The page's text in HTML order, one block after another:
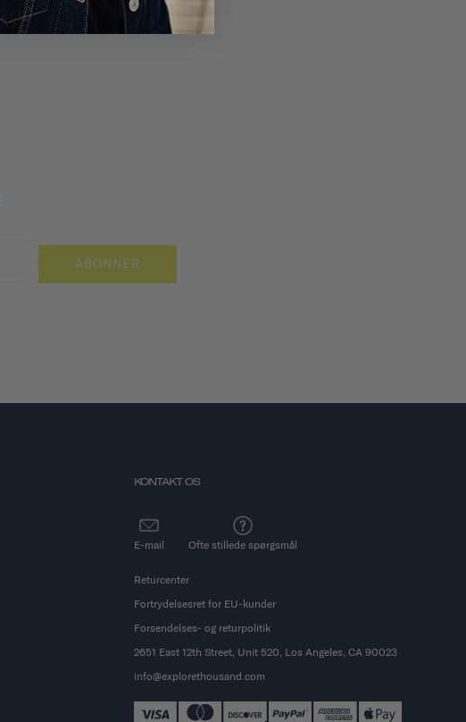
ABONNER
KONTAKT OS
E-mail Ofte stillede spørgsmål
Returcenter
Fortrydelsesret for EU-kunder
Forsendelses- og returpolitik
2651 East 12th Street, Unit 520, Los Angeles, CA 90023
info@explorethousand.com